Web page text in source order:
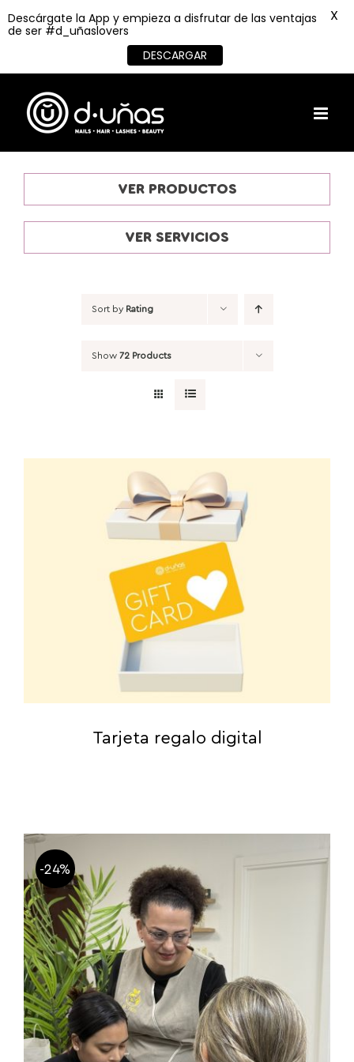
content
VER PRODUCTOS
VER SERVICIOS
Sort by Rating
Show 72 Products
Tarjeta regalo digital
-24%
Descárgate la App y empieza a disfrutar de las ventajas
de ser #d_uñaslovers
DESCARGAR
X